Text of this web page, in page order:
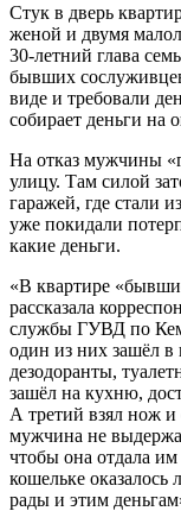
Стук в дверь
женой и двумя
30-летний глава
бывших
виде и требовали
собирает деньги на
На отказ мужчины
улицу. Там силой
гаражей, где стали
уже покидали
какие деньги.
«В квартире
рассказала
службы ГУВД по
один из них зашёл в
дезодоранты,
зашёл на кухню,
А третий взял нож и
мужчина не
чтобы она отдала
кошельке
рады и этим